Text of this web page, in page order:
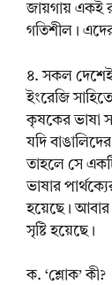
জায়গায় একই
গতিশীল।
৪. সকল দেশেই
ইংরেজি
কৃষকের ভাষা
যদি
তাহলে সে
ভাষার
হয়েছে। আবার
সৃষ্টি হয়েছে।
ক. ‘শ্লোক’ কী?